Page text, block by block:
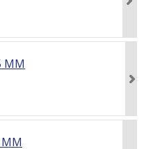
MM
MM